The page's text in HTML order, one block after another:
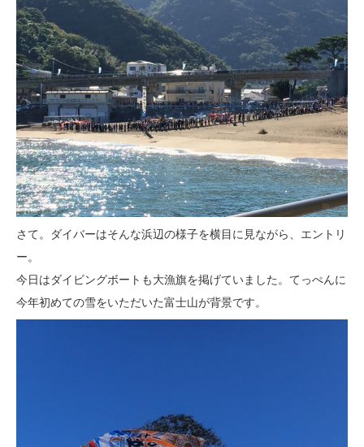
さて。ダイバーはそんな浜辺の様子を横目に見ながら、エントリ
ー。
今日はダイビングボートも大漁旗を掲げていました。てっぺんに
今年初めての雪をいただいた富士山が背景です。